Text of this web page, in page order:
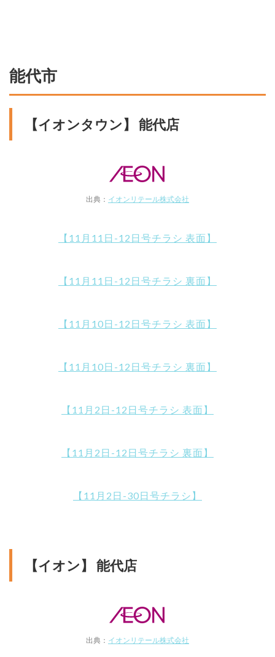
能代市
【イオンタウン】 能代店
出典： イオンリテール株式会社
【11月11日-12日号チラシ 表面】
【11月11日-12日号チラシ 裏面】
【11月10日-12日号チラシ 表面】
【11月10日-12日号チラシ 裏面】
【11月2日-12日号チラシ 表面】
【11月2日-12日号チラシ 裏面】
【11月2日-30日号チラシ】
【イオン】 能代店
出典： イオンリテール株式会社